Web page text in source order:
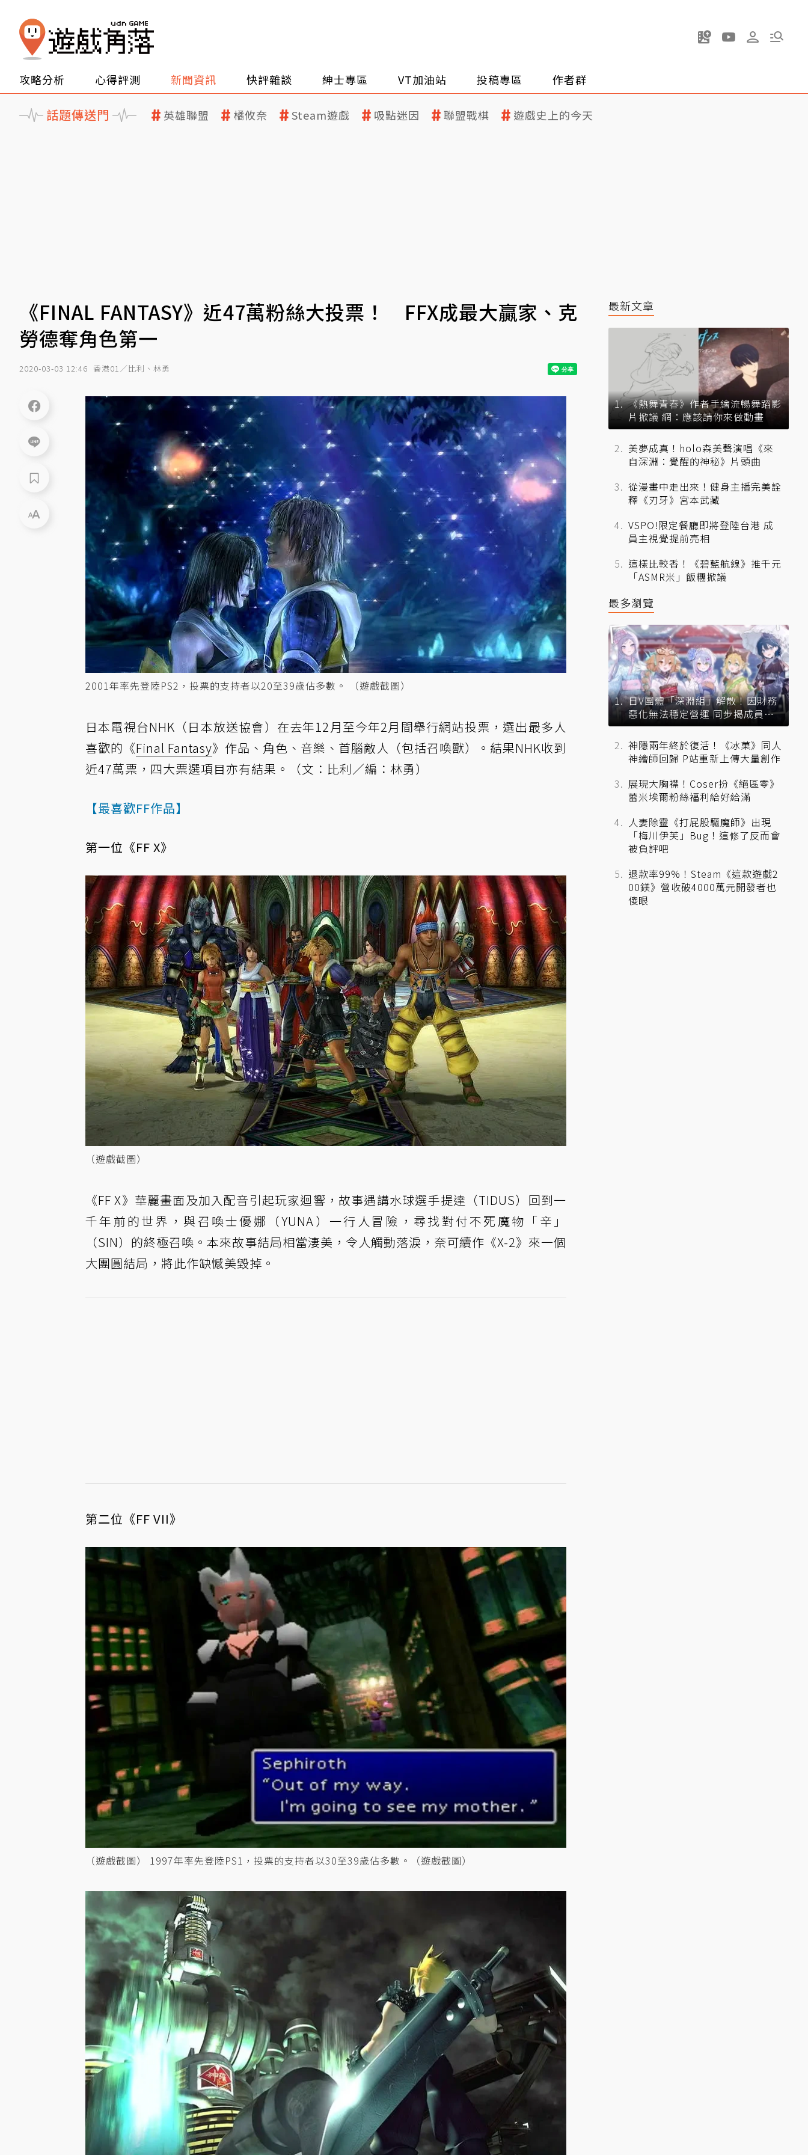
攻略分析 心得評測 新聞資訊 快評雜談 紳士專區 VT加油站 投稿專區 作者群
話題傳送門 英雄聯盟 橘攸奈 Steam遊戲 吸點迷因 聯盟戰棋 遊戲史上的今天
《FINAL FANTASY》近47萬粉絲大投票！ FFX成最大贏家、克
勞德奪角色第一
2020-03-03 12:46 香港01／比利、林勇
2001年率先登陸PS2，投票的支持者以20至39歲佔多數。 （遊戲截圖）
日本電視台NHK（日本放送協會）在去年12月至今年2月間舉行網站投票，選出最多人
喜歡的《Final Fantasy》作品、角色、音樂、首腦敵人（包括召喚獸）。結果NHK收到
近47萬票，四大票選項目亦有結果。（文：比利／編：林勇）
【最喜歡FF作品】
第一位《FF X》
（遊戲截圖）
《FF X》華麗畫面及加入配音引起玩家迴響，故事遇講水球選手提達（TIDUS）回到一
千年前的世界，與召喚士優娜（YUNA）一行人冒險，尋找對付不死魔物「辛」
（SIN）的終極召喚。本來故事結局相當淒美，令人觸動落淚，奈可續作《X-2》來一個
大團圓結局，將此作缺憾美毀掉。
第二位《FF VII》
（遊戲截圖） 1997年率先登陸PS1，投票的支持者以30至39歲佔多數。（遊戲截圖）
最新文章
《熱舞青春》作者手繪流暢舞蹈影
片掀議 網：應該請你來做動畫
美夢成真！holo森美聲演唱《來
自深淵：覺醒的神秘》片頭曲
從漫畫中走出來！健身主播完美詮
釋《刃牙》宮本武藏
VSPO!限定餐廳即將登陸台港 成
員主視覺提前亮相
這樣比較香！《碧藍航線》推千元
「ASMR米」飯糰掀議
最多瀏覽
日V團體「深淵組」解散！因財務
惡化無法穩定營運 同步揭成員未
來去向
神隱兩年終於復活！《冰菓》同人
神繪師回歸 P站重新上傳大量創作
展現大胸襟！Coser扮《絕區零》
蕾米埃爾粉絲福利給好給滿
人妻除靈《打屁股驅魔師》出現
「梅川伊芙」Bug！這修了反而會
被負評吧
退款率99%！Steam《這款遊戲2
00鎂》營收破4000萬元開發者也
傻眼